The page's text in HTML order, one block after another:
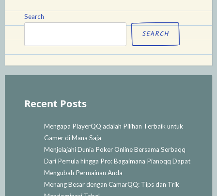
Search
SEARCH
Recent Posts
Mengapa PlayerQQ adalah Pilihan Terbaik untuk
Gamer di Mana Saja
Menjelajahi Dunia Poker Online Bersama Serbaqq
Dari Pemula hingga Pro: Bagaimana Pianoqq Dapat
Mengubah Permainan Anda
Menang Besar dengan CamarQQ: Tips dan Trik